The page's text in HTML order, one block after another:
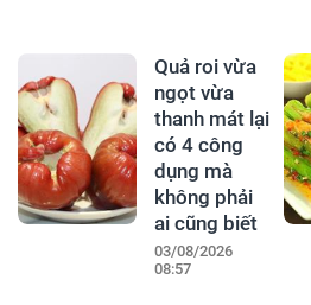
Quả roi vừa
ngọt vừa
thanh mát lại
có 4 công
dụng mà
không phải
ai cũng biết
03/08/2026
08:57